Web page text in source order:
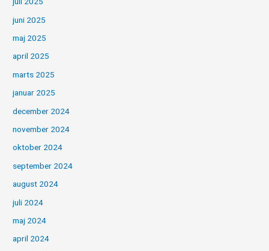
juni 2025
maj 2025
april 2025
marts 2025
januar 2025
december 2024
november 2024
oktober 2024
september 2024
august 2024
juli 2024
maj 2024
april 2024